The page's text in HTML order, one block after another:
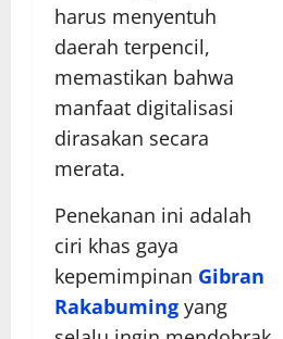
harus menyentuh
daerah terpencil,
memastikan bahwa
manfaat digitalisasi
dirasakan secara
merata.
Penekanan ini adalah
ciri khas gaya
kepemimpinan Gibran
Rakabuming yang